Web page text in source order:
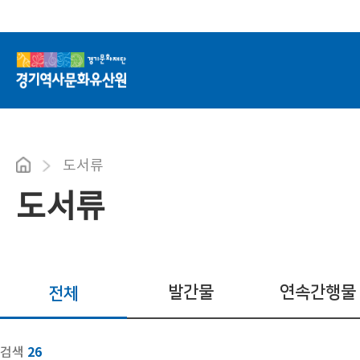
도서류
도서류
전체 발간물 연속간행물
검색 26